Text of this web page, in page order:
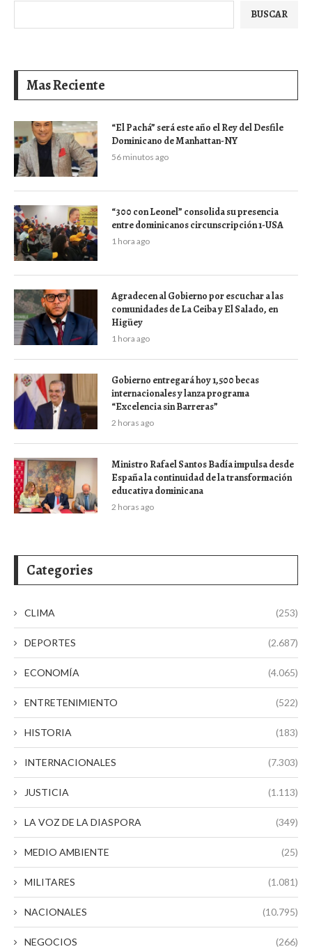
BUSCAR
Mas Reciente
“El Pachá” será este año el Rey del Desfile
Dominicano de Manhattan-NY
56 minutos ago
“300 con Leonel” consolida su presencia
entre dominicanos circunscripción 1-USA
1 hora ago
Agradecen al Gobierno por escuchar a las
comunidades de La Ceiba y El Salado, en
Higüey
1 hora ago
Gobierno entregará hoy 1,500 becas
internacionales y lanza programa
“Excelencia sin Barreras”
2 horas ago
Ministro Rafael Santos Badía impulsa desde
España la continuidad de la transformación
educativa dominicana
2 horas ago
Categories
CLIMA (253)
DEPORTES (2.687)
ECONOMÍA (4.065)
ENTRETENIMIENTO (522)
HISTORIA (183)
INTERNACIONALES (7.303)
JUSTICIA (1.113)
LA VOZ DE LA DIASPORA (349)
MEDIO AMBIENTE (25)
MILITARES (1.081)
NACIONALES (10.795)
NEGOCIOS (266)